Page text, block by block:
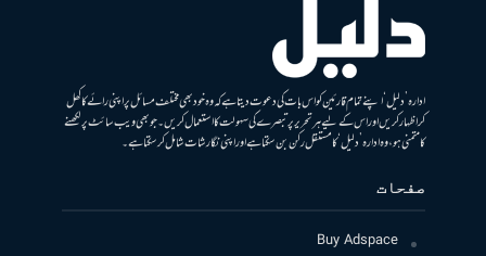
ادارہ ’دلیل‘ اپنے تمام قارئین کو اس بات کی دعوت دیتا ہے کہ وہ خود بھی مختلف مسائل پر اپنی رائے کا کھل
کر اظہار کریں اور اس کے لیے ہر تحریر پر تبصرے کی سہولت کا استعمال کریں۔ جو بھی ویب سائٹ پر لکھنے
کا متمنی ہو، وہ ادارہ ’دلیل‘ کا مستقل رکن بن سکتا ہے اور اپنی نگارشات شامل کرسکتا ہے۔
صفحات
Buy Adspace